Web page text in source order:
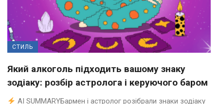
СТИЛЬ
Який алкоголь підходить вашому знаку
зодіаку: розбір астролога і керуючого баром
AI SUMMARYБармен і астролог розібрали знаки зодіаку